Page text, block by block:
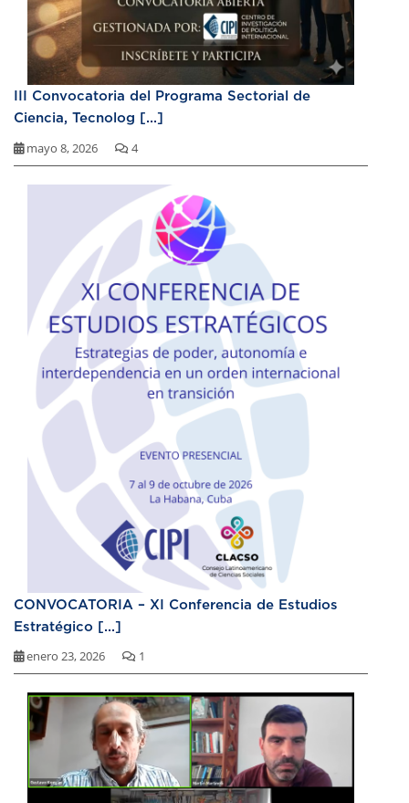
III Convocatoria del Programa Sectorial de
Ciencia, Tecnolog [...]
mayo 8, 2026 4
CONVOCATORIA – XI Conferencia de Estudios
Estratégico [...]
enero 23, 2026 1